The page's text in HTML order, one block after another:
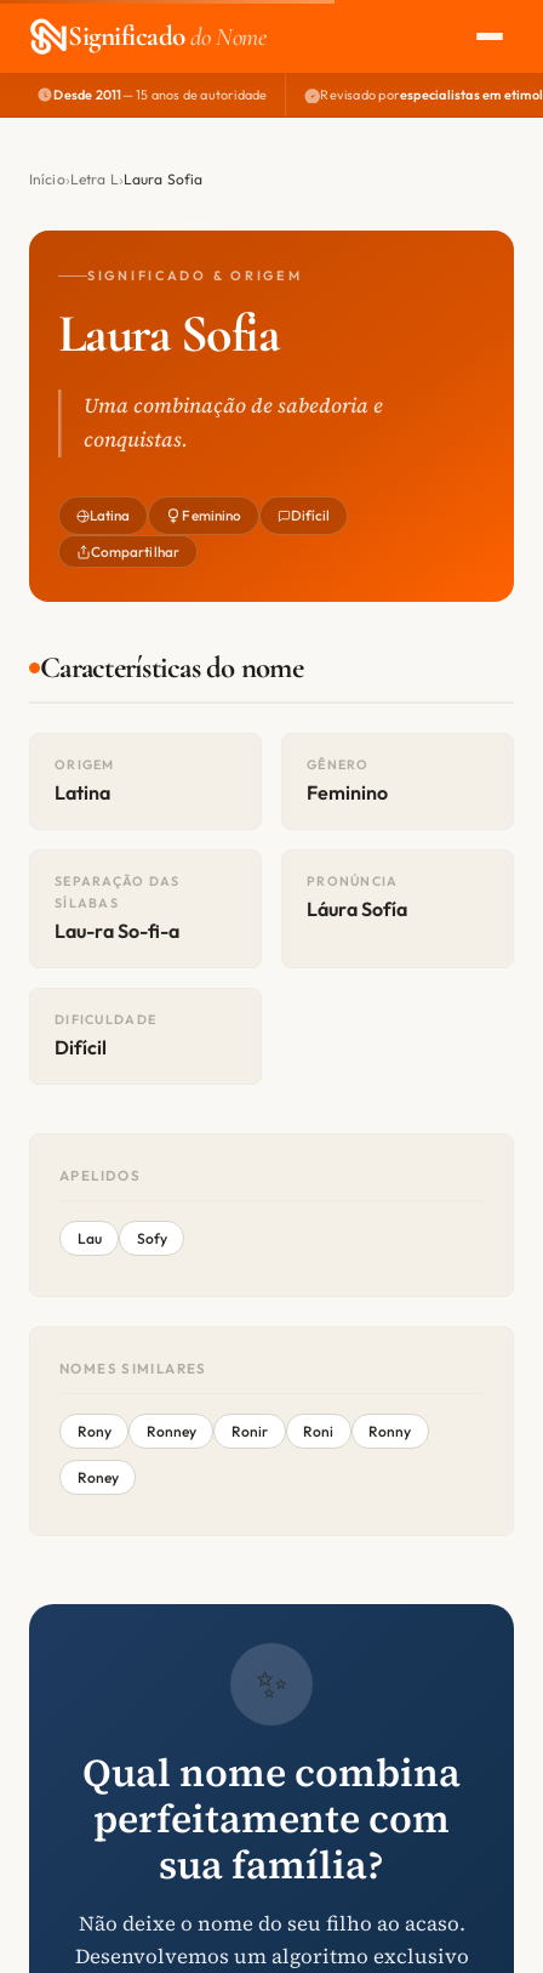
Significadodo Nome
EXPLORAR
NOME PERFEITO
Desde 2011— 15 anos de autoridade Revisado porespecialistas em
Início Letra L Laura Sofia
SIGNIFICADO & ORIGEM
Laura Sofia
Uma combinação de sabedoria e
conquistas.
Latina Feminino Difícil
Compartilhar
Características do nome
ORIGEM
Latina
GÊNERO
Feminino
SEPARAÇÃO DAS
SÍLABAS
Lau-ra So-fi-a
PRONÚNCIA
Láura Sofía
DIFICULDADE
Difícil
APELIDOS
Lau Sofy
NOMES SIMILARES
Rony Ronney Ronir Roni Ronny
Roney
✨
Qual nome combina
perfeitamente com
sua família?
Não deixe o nome do seu filho ao acaso.
Desenvolvemos um algoritmo exclusivo